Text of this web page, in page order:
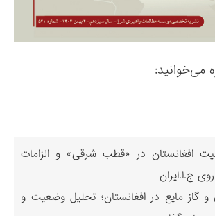
می‌خوانید:
افغانستان در «قطب شرقی» و الزامات
ج.ا.ایران
و گاز مایع در افغانستان؛ تحلیل وضعیت و